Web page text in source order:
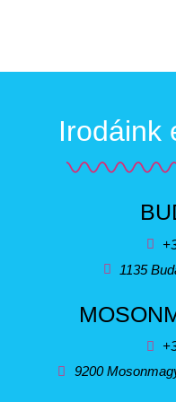
Irodáink
1135
9200